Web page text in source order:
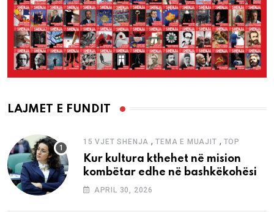
LAJMET E FUNDIT
15 VJET SHENJA ,TEMA E MUAJIT , TOP
Kur kultura kthehet në mision
kombëtar edhe në bashkëkohësi
APRIL 30, 2026